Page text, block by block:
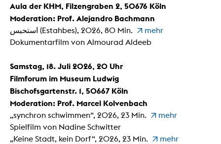
Aula der KHM, Filzengraben 2, 50676 Köln
Moderation: Prof. Alejandro Bachmann
استحبس (Estahbes), 2026, 80 Min.
mehr
Dokumentarfilm von Almourad Aldeeb
Samstag, 18. Juli 2026, 20 Uhr
Filmforum im Museum Ludwig
Bischofsgartenstr. 1, 50667 Köln
Moderation: Prof. Marcel Kolvenbach
„synchron schwimmen“, 2026, 23 Min.
mehr
Spielfilm von Nadine Schwitter
„Keine Stadt, kein Dorf“, 2026, 23 Min.
mehr